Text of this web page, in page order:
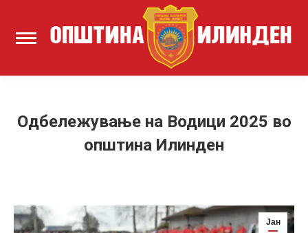
Одбележување на Водици 2025 во
општина Илинден
Јан